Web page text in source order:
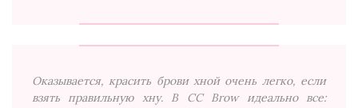
Оказывается, красить брови хной очень легко, если
взять правильную хну. В CC Brow идеально все: